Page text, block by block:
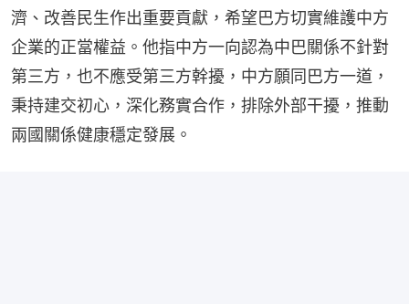
濟、改善民生作出重要貢獻，希望巴方切實維護中方
企業的正當權益。他指中方一向認為中巴關係不針對
第三方，也不應受第三方幹擾，中方願同巴方一道，
秉持建交初心，深化務實合作，排除外部干擾，推動
兩國關係健康穩定發展。